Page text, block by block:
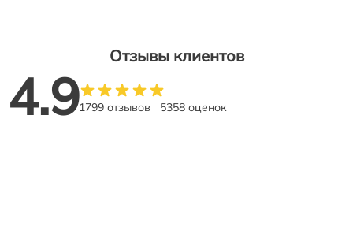
Отзывы клиентов
4.91799 отзывов 5358 оценок